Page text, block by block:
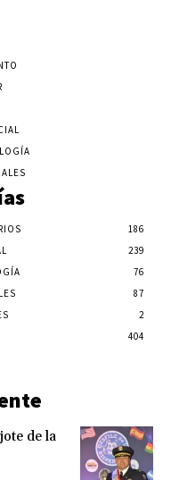
186
239
76
87
2
404
de la